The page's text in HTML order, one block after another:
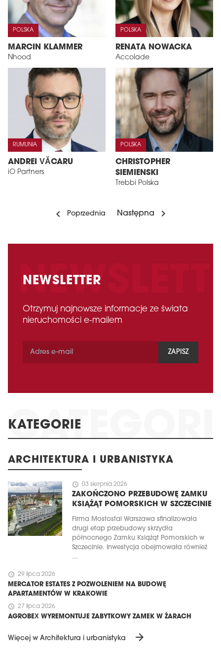
POLSKA
MARCIN KLAMMER
Nhood
POLSKA
RENATA NOWACKA
Accolade
RUMUNIA
ANDREI VĂCARU
iO Partners
POLSKA
CHRISTOPHER
SIEMIENSKI
Trebbi Polska
Poprzednia Następna
NEWSLETTER
Otrzymuj najnowsze informacje ze świata
nieruchomości e-mailem
ZAPISZ
KATEGORIE
ARCHITEKTURA I URBANISTYKA
schedule 03 sierpnia 2026
ZAKOŃCZONO PRZEBUDOWĘ ZAMKU
KSIĄŻĄT POMORSKICH W SZCZECINIE
Firma Mostostal Warszawa sfinalizowała
drugi etap przebudowy skrzydła
północnego Zamku Książąt Pomorskich w
Szczecinie. Inwestycja obejmowała również
...
schedule 29 lipca 2026
MERCATOR ESTATES Z POZWOLENIEM NA BUDOWĘ
APARTAMENTÓW W KRAKOWIE
schedule 27 lipca 2026
AGROBEX WYREMONTUJE ZABYTKOWY ZAMEK W ŻARACH
Więcej w Architektura i urbanistyka arrow_forward